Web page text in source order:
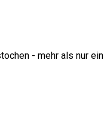
- mehr als nur